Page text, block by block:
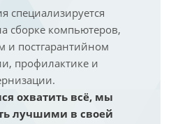
специализируется
сборке компьютеров,
и постгарантийном
профилактике и
охватить всё, мы
лучшими в своей